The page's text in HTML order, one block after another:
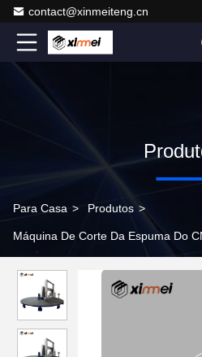
contact@xinmeiteng.cn
Para Casa > Produtos >
Máquina De Corte Da Espuma Do